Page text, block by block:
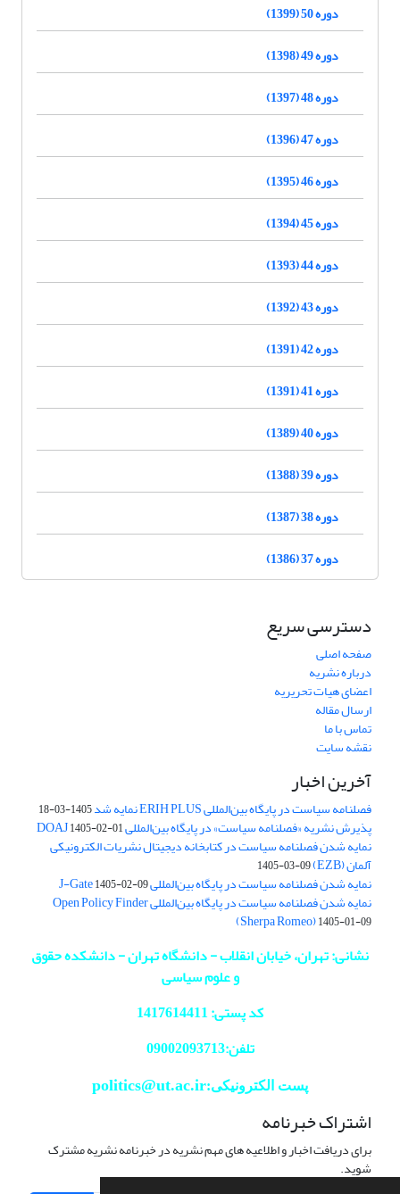
دوره 50 (1399)
دوره 49 (1398)
دوره 48 (1397)
دوره 47 (1396)
دوره 46 (1395)
دوره 45 (1394)
دوره 44 (1393)
دوره 43 (1392)
دوره 42 (1391)
دوره 41 (1391)
دوره 40 (1389)
دوره 39 (1388)
دوره 38 (1387)
دوره 37 (1386)
دسترسی سریع
صفحه اصلی
درباره نشریه
اعضای هیات تحریریه
ارسال مقاله
تماس با ما
نقشه سایت
آخرین اخبار
فصلنامه سیاست در پایگاه بین‌المللی ERIH PLUS نمایه شد 1405-03-18
پذیرش نشریه «فصلنامه سیاست» در پایگاه بین‌المللی DOAJ1405-02-01
نمایه شدن فصلنامه سیاست در کتابخانه دیجیتال نشریات الکترونیکی
آلمان (EZB) 1405-03-09
نمایه شدن فصلنامه سیاست در پایگاه بین‌المللی J-Gate1405-02-09
نمایه شدن فصلنامه سیاست در پایگاه بین‌المللی Open Policy Finder
(Sherpa Romeo)1405-01-09
نشانی: تهران، خیابان انقلاب - دانشگاه تهران - دانشکده حقوق
و علوم سیاسی
کد پستی: 1417614411
تلفن:09002093713
پست الکترونیکی:politics@ut.ac.ir
اشتراک خبرنامه
برای دریافت اخبار و اطلاعیه های مهم نشریه در خبرنامه نشریه مشترک
شوید.